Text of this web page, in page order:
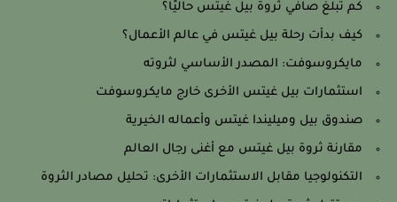
كم تبلغ صافي ثروة بيل غيتس حاليًا؟
كيف بدأت رحلة بيل غيتس في عالم الأعمال؟
مايكروسوفت: المصدر الأساسي لثروته
استثمارات بيل غيتس الأخرى خارج مايكروسوفت
صندوق بيل وميليندا غيتس وأعماله الخيرية
مقارنة ثروة بيل غيتس مع أغنى رجال العالم
التكنولوجيا مقابل الاستثمارات الأخرى: تحليل مصادر الثروة